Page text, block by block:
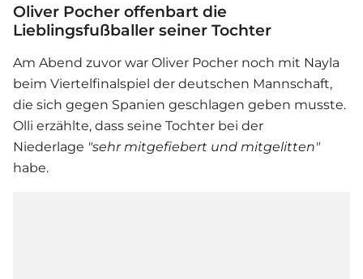
Oliver Pocher offenbart die
Lieblingsfußballer seiner Tochter
Am Abend zuvor war Oliver Pocher noch mit Nayla
beim Viertelfinalspiel der deutschen Mannschaft,
die sich gegen Spanien geschlagen geben musste.
Olli erzählte, dass seine Tochter bei der
Niederlage "sehr mitgefiebert und mitgelitten"
habe.